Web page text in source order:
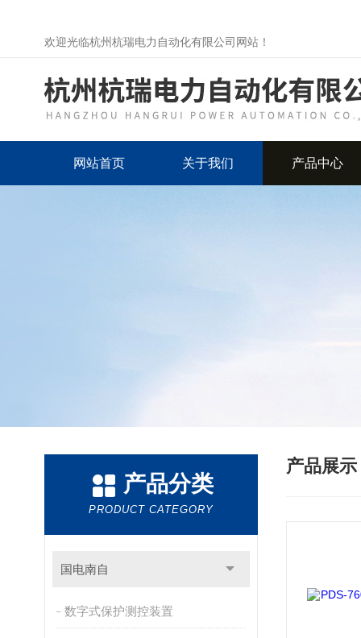
欢迎光临杭州杭瑞电力自动化有限公司网站！
网站首页 关于我们 产品中心
产品分类
PRODUCT CATEGORY
国电南自
数字式保护测控装置
产品展示